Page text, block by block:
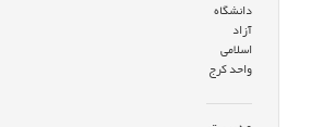
دانشگاه
آزاد
اسلامی
واحد کرج